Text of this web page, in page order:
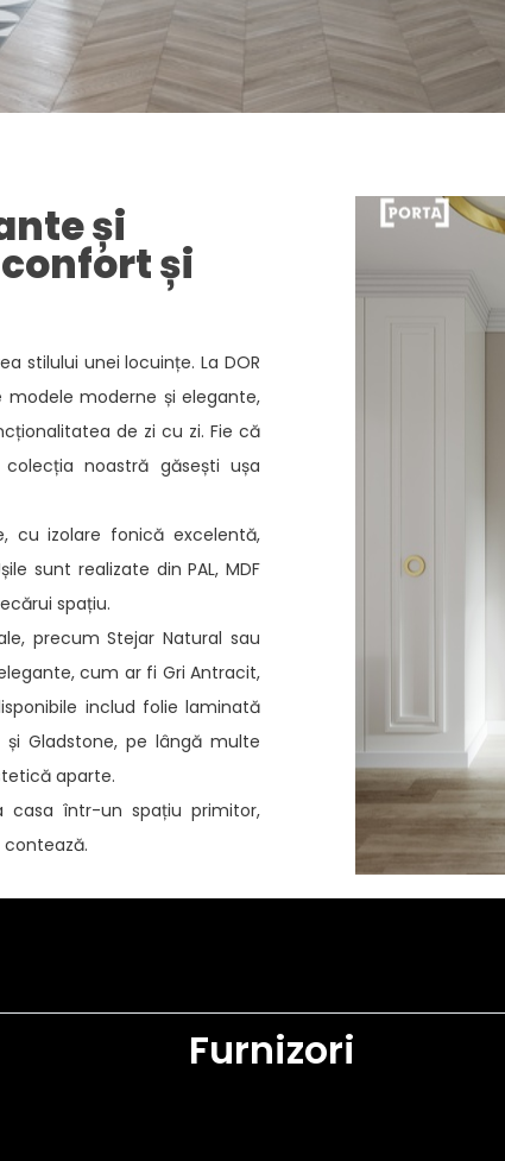
și
și
stilului unei locuințe. La DOR
moderne și elegante,
de zi cu zi. Fie că
noastră găsești ușa
cu izolare fonică excelentă,
sunt realizate din PAL, MDF
spațiu.
precum Stejar Natural sau
cum ar fi Gri Antracit,
includ folie laminată
și Gladstone, pe lângă multe
aparte.
casa într-un spațiu primitor,
Furnizori